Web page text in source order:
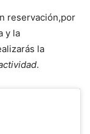
reservación,por
y la
la
.